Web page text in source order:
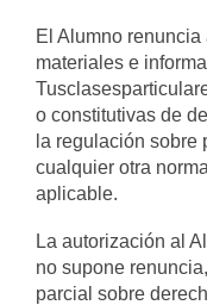
El Alumno
materiales e
o constitutivas de
la regulación sobre
cualquier otra
aplicable.
La autorización al
no supone
parcial sobre